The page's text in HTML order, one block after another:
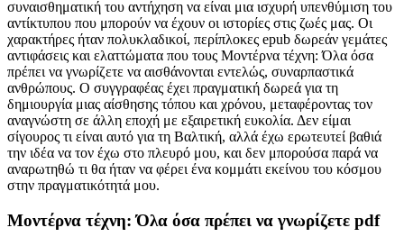
συναισθηματική του αντήχηση να είναι μια ισχυρή υπενθύμιση του
αντίκτυπου που μπορούν να έχουν οι ιστορίες στις ζωές μας. Οι
χαρακτήρες ήταν πολυκλαδικοί, περίπλοκες epub δωρεάν γεμάτες
αντιφάσεις και ελαττώματα που τους Μοντέρνα τέχνη: Όλα όσα
πρέπει να γνωρίζετε να αισθάνονται εντελώς, συναρπαστικά
ανθρώπους. Ο συγγραφέας έχει πραγματική δωρεά για τη
δημιουργία μιας αίσθησης τόπου και χρόνου, μεταφέροντας τον
αναγνώστη σε άλλη εποχή με εξαιρετική ευκολία. Δεν είμαι
σίγουρος τι είναι αυτό για τη Βαλτική, αλλά έχω ερωτευτεί βαθιά
την ιδέα να τον έχω στο πλευρό μου, και δεν μπορούσα παρά να
αναρωτηθώ τι θα ήταν να φέρει ένα κομμάτι εκείνου του κόσμου
στην πραγματικότητά μου.
Μοντέρνα τέχνη: Όλα όσα πρέπει να γνωρίζετε pdf